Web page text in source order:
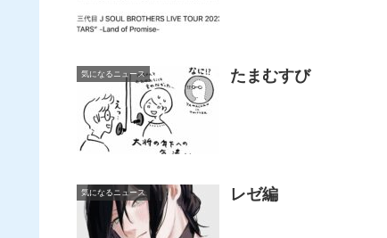
気になるニュース たまむすび
気になるニュース レゼ編